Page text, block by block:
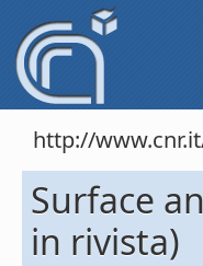
http://
Surface
in rivista)